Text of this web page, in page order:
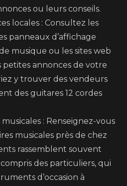
ou leurs conseils.
locales : Consultez les
panneaux d’affichage
musique ou les sites web
petites annonces de votre
y trouver des vendeurs
des guitares 12 cordes
musicales : Renseignez-vous
musicales près de chez
rassemblent souvent
des particuliers, qui
d’occasion à